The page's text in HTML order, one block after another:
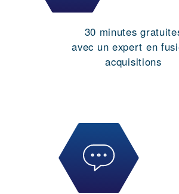
30 minutes
avec un expert en
acquisitions